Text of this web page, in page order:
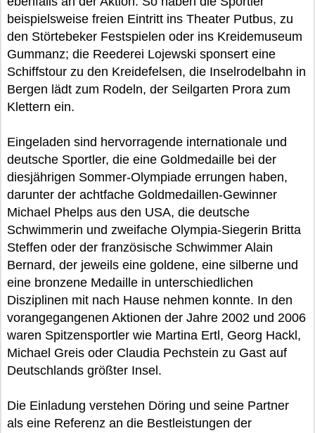
beispielsweise freien Eintritt ins Theater Putbus, zu
den Störtebeker Festspielen oder ins Kreidemuseum
Gummanz; die Reederei Lojewski sponsert eine
Schiffstour zu den Kreidefelsen, die Inselrodelbahn in
Bergen lädt zum Rodeln, der Seilgarten Prora zum
Klettern ein.
Eingeladen sind hervorragende internationale und
deutsche Sportler, die eine Goldmedaille bei der
diesjährigen Sommer-Olympiade errungen haben,
darunter der achtfache Goldmedaillen-Gewinner
Michael Phelps aus den USA, die deutsche
Schwimmerin und zweifache Olympia-Siegerin Britta
Steffen oder der französische Schwimmer Alain
Bernard, der jeweils eine goldene, eine silberne und
eine bronzene Medaille in unterschiedlichen
Disziplinen mit nach Hause nehmen konnte. In den
vorangegangenen Aktionen der Jahre 2002 und 2006
waren Spitzensportler wie Martina Ertl, Georg Hackl,
Michael Greis oder Claudia Pechstein zu Gast auf
Deutschlands größter Insel.
Die Einladung verstehen Döring und seine Partner
als eine Referenz an die Bestleistungen der